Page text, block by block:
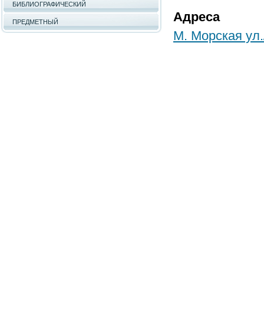
БИБЛИОГРАФИЧЕСКИЙ
ПРЕДМЕТНЫЙ
Адреса
М. Морская